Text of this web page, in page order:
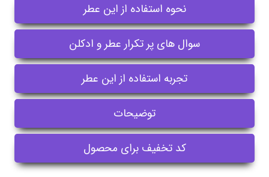
نحوه استفاده از این عطر
سوال های پر تکرار عطر و ادکلن
تجربه استفاده از این عطر
توضیحات
کد تخفیف برای محصول